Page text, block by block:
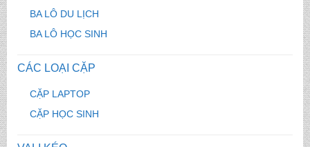
BA LÔ DU LỊCH
BA LÔ HỌC SINH
CÁC LOẠI CẶP
CẶP LAPTOP
CẶP HỌC SINH